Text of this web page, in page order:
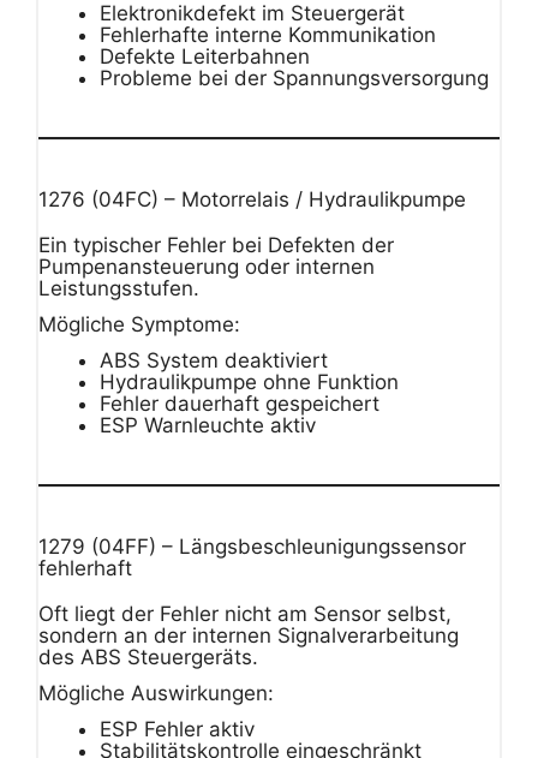
Elektronikdefekt im Steuergerät
Fehlerhafte interne Kommunikation
Defekte Leiterbahnen
Probleme bei der Spannungsversorgung
1276 (04FC) – Motorrelais / Hydraulikpumpe
Ein typischer Fehler bei Defekten der
Pumpenansteuerung oder internen
Leistungsstufen.
Mögliche Symptome:
ABS System deaktiviert
Hydraulikpumpe ohne Funktion
Fehler dauerhaft gespeichert
ESP Warnleuchte aktiv
1279 (04FF) – Längsbeschleunigungssensor
fehlerhaft
Oft liegt der Fehler nicht am Sensor selbst,
sondern an der internen Signalverarbeitung
des ABS Steuergeräts.
Mögliche Auswirkungen:
ESP Fehler aktiv
Stabilitätskontrolle eingeschränkt